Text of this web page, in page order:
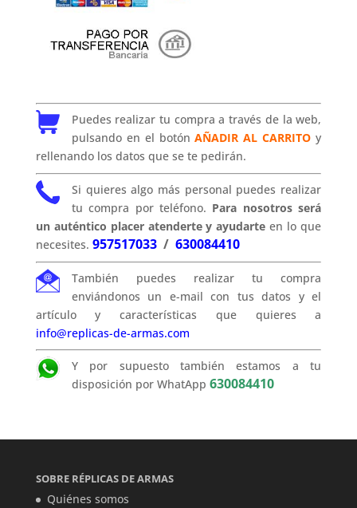
Puedes realizar tu compra a través de la web,
pulsando en el botónAÑADIR AL CARRITO y
rellenando los datos que se te pedirán.
Si quieres algo más personal puedes realizar
tu compra por teléfono. Para nosotros será
un auténtico placer atenderte y ayudarte en lo que
necesites. 957517033/ 630084410
También puedes realizar tu compra
enviándonos un e-mail con tus datos y el
artículo y características que quieres a
info@replicas-de-armas.com
Y por supuesto también estamos a tu
disposición por WhatApp 630084410
SOBRE RÉPLICAS DE ARMAS
Quiénes somos